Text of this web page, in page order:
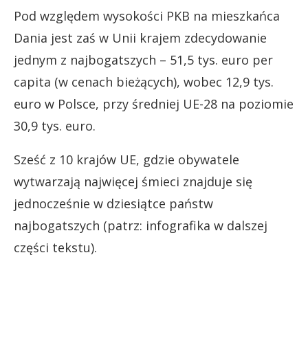
Pod względem wysokości PKB na mieszkańca
Dania jest zaś w Unii krajem zdecydowanie
jednym z najbogatszych – 51,5 tys. euro per
capita (w cenach bieżących), wobec 12,9 tys.
euro w Polsce, przy średniej UE-28 na poziomie
30,9 tys. euro.
Sześć z 10 krajów UE, gdzie obywatele
wytwarzają najwięcej śmieci znajduje się
jednocześnie w dziesiątce państw
najbogatszych (patrz: infografika w dalszej
części tekstu).